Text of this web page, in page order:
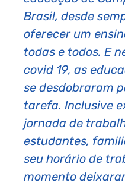
Brasil, desde
oferecer um
todas e todos. E
covid 19, as
se desdobraram
tarefa. Inclusive
jornada de
estudantes,
seu horário de
momento